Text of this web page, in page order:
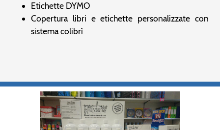
Etichette DYMO
Copertura libri e etichette personalizzate con
sistema colibrì